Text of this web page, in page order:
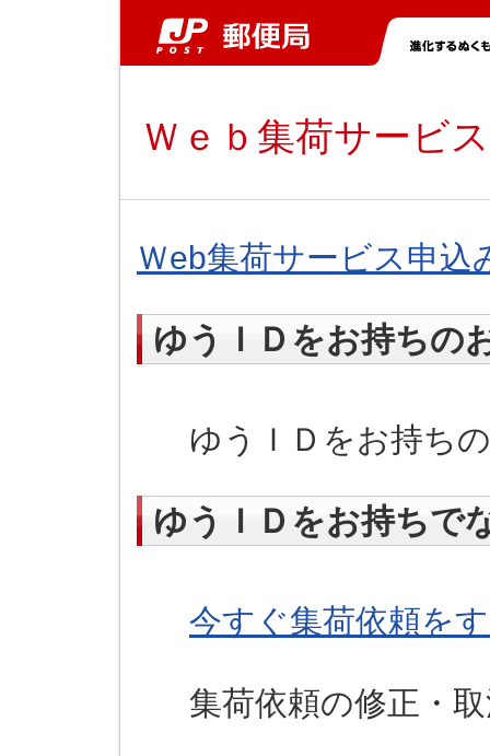
Ｗｅｂ集荷サービ
Ｗeb集荷サービス申
ゆうＩＤをお持ちの
ゆうＩＤをお持ちの
ゆうＩＤをお持ちで
今すぐ集荷依頼を
集荷依頼の修正・取